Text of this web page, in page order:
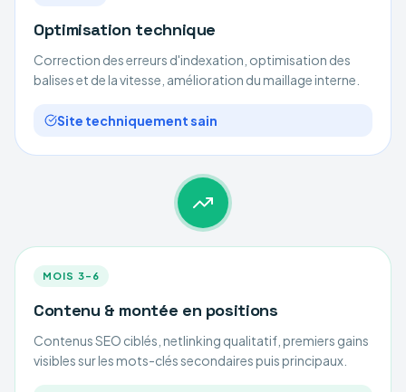
Optimisation technique
Correction des erreurs d'indexation, optimisation des
balises et de la vitesse, amélioration du maillage interne.
Site techniquement sain
MOIS 3–6
Contenu & montée en positions
Contenus SEO ciblés, netlinking qualitatif, premiers gains
visibles sur les mots-clés secondaires puis principaux.